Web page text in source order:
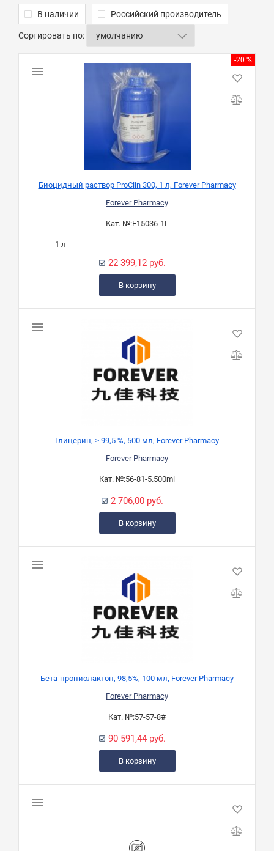
В наличии Российский производитель
Сортировать по:
-20 %
Биоцидный раствор ProClin 300, 1 л, Forever Pharmacy
Forever Pharmacy
Кат. №:F15036-1L
1 л
22 399,12 руб.
В корзину
Глицерин, ≥ 99,5 %, 500 мл, Forever Pharmacy
Forever Pharmacy
Кат. №:56-81-5.500ml
2 706,00 руб.
В корзину
Бета-пропиолактон, 98,5%, 100 мл, Forever Pharmacy
Forever Pharmacy
Кат. №:57-57-8#
90 591,44 руб.
В корзину